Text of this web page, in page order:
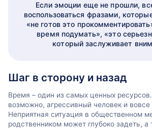
Если эмоции еще не прошли,
воспользоваться фразами,
«не готов это
время подумать», «это
который заслуживает
Шаг в сторону и назад
Время – один из самых ценных
возможно, агрессивный человек и вовсе
Неприятная ситуация в общественном
родственником может глубоко задеть, а